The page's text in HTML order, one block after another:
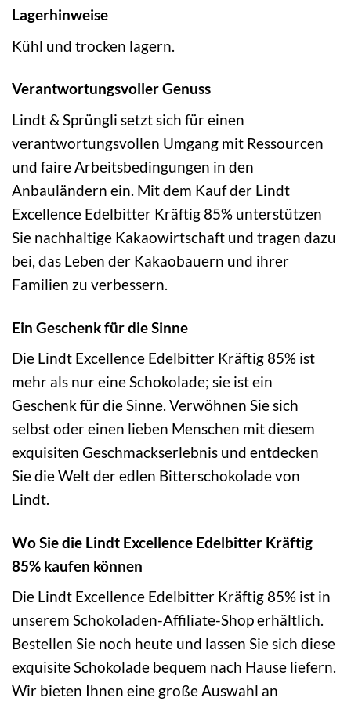
Lagerhinweise
Kühl und trocken lagern.
Verantwortungsvoller Genuss
Lindt & Sprüngli setzt sich für einen
verantwortungsvollen Umgang mit Ressourcen
und faire Arbeitsbedingungen in den
Anbauländern ein. Mit dem Kauf der Lindt
Excellence Edelbitter Kräftig 85% unterstützen
Sie nachhaltige Kakaowirtschaft und tragen dazu
bei, das Leben der Kakaobauern und ihrer
Familien zu verbessern.
Ein Geschenk für die Sinne
Die Lindt Excellence Edelbitter Kräftig 85% ist
mehr als nur eine Schokolade; sie ist ein
Geschenk für die Sinne. Verwöhnen Sie sich
selbst oder einen lieben Menschen mit diesem
exquisiten Geschmackserlebnis und entdecken
Sie die Welt der edlen Bitterschokolade von
Lindt.
Wo Sie die Lindt Excellence Edelbitter Kräftig
85% kaufen können
Die Lindt Excellence Edelbitter Kräftig 85% ist in
unserem Schokoladen-Affiliate-Shop erhältlich.
Bestellen Sie noch heute und lassen Sie sich diese
exquisite Schokolade bequem nach Hause liefern.
Wir bieten Ihnen eine große Auswahl an